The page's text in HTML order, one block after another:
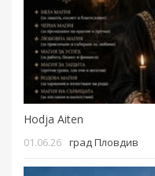
Hodja Aiten
01.06.26 град Пловдив